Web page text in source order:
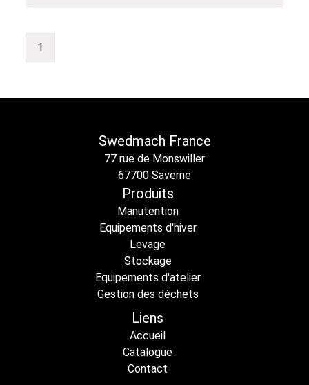
1
Swedmach France
77 rue de Monswiller
67700 Saverne
Produits
Manutention
Equipements d'hiver
Levage
Stockage
Equipements d'atelier
Gestion des déchets
Liens
Accueil
Catalogue
Contact